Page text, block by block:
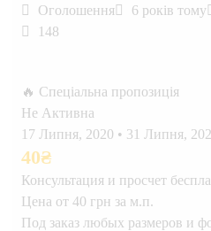
Оголошення 6 років тому
148
🔥 Спеціальна пропозиція
Не Активна
17 Липня, 2020 • 31 Липня,
40₴
Консультация и просчет
Цена от 40 грн за м.п.
Под заказ любых размеров и